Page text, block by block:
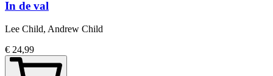
In de val
Lee Child, Andrew Child
€ 24,99